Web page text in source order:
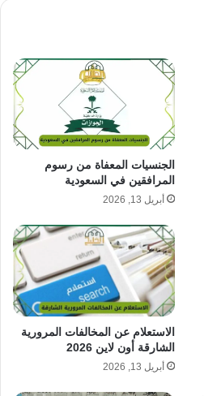
الجنسيات المعفاة من رسوم
المرافقين في السعودية
أبريل 13, 2026
الاستعلام عن المخالفات المرورية
الشارقة أون لاين 2026
أبريل 13, 2026